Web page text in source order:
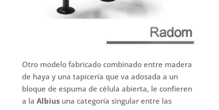
Otro modelo fabricado combinado entre madera
de haya y una tapicería que va adosada a un
bloque de espuma de célula abierta, le confieren
a la Albiusuna categoría singular entre las